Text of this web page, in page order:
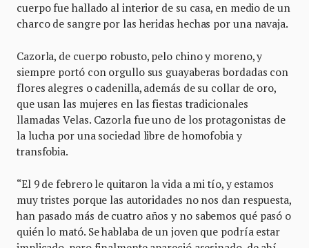
cuerpo fue hallado al interior de su casa, en medio de un
charco de sangre por las heridas hechas por una navaja.
Cazorla, de cuerpo robusto, pelo chino y moreno, y
siempre portó con orgullo sus guayaberas bordadas con
flores alegres o cadenilla, además de su collar de oro,
que usan las mujeres en las fiestas tradicionales
llamadas Velas. Cazorla fue uno de los protagonistas de
la lucha por una sociedad libre de homofobia y
transfobia.
“El 9 de febrero le quitaron la vida a mi tío, y estamos
muy tristes porque las autoridades no nos dan respuesta,
han pasado más de cuatro años y no sabemos qué pasó o
quién lo mató. Se hablaba de un joven que podría estar